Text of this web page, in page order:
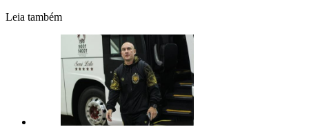
Leia também